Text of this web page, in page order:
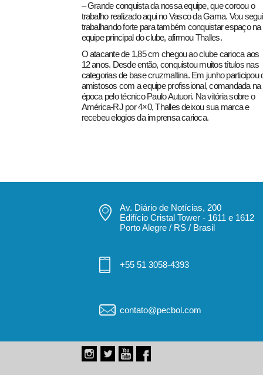
– Grande conquista da nossa equipe, que coroou o
trabalho realizado aqui no Vasco da Gama. Vou
trabalhando forte para também conquistar espaço na
equipe principal do clube, afirmou Thalles.
O atacante de 1,85 cm chegou ao clube carioca aos
12 anos. Desde então, conquistou muitos títulos nas
categorias de base cruzmaltina. Em junho participou
amistosos com a equipe profissional, comandada na
época pelo técnico Paulo Autuori. Na vitória sobre o
América-RJ por 4×0, Thalles deixou sua marca e
recebeu elogios da imprensa carioca.
Av. Diário de Notícias, 200
Edifício Cristal Tower - 1611 e 1612
Porto Alegre / RS / Brasil
+55 51 3058-4393
contato@pecbol.com